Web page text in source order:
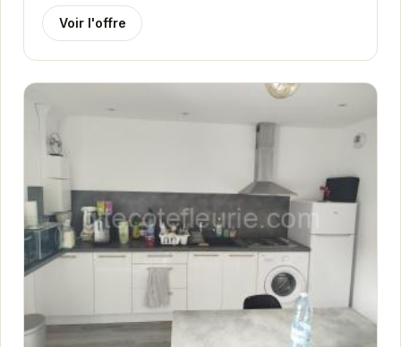
Voir l'offre